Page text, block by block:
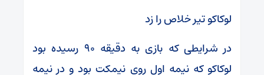
لوکاکو تیر خلاص را زد
در شرایطی که بازی به دقیقه ۹۰ رسیده بود
لوکاکو که نیمه اول روی نیمکت بود و در نیمه